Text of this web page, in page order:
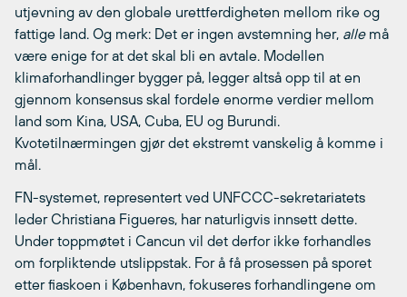
utjevning av den globale urettferdigheten mellom rike og
fattige land. Og merk: Det er ingen avstemning her, allemå
være enige for at det skal bli en avtale. Modellen
klimaforhandlinger bygger på, legger altså opp til at en
gjennom konsensus skal fordele enorme verdier mellom
land som Kina, USA, Cuba, EU og Burundi.
Kvotetilnærmingen gjør det ekstremt vanskelig å komme i
mål.
FN-systemet, representert ved UNFCCC-sekretariatets
leder Christiana Figueres, har naturligvis innsett dette.
Under toppmøtet i Cancun vil det derfor ikke forhandles
om forpliktende utslippstak. For å få prosessen på sporet
etter fiaskoen i København, fokuseres forhandlingene om